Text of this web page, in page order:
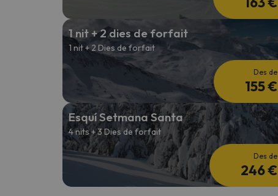
1 nit + 2 dies de forfait
1 nit + 2 Dies de forfait
Des de
155 €
Esquí Setmana Santa
4 nits + 3 Dies de forfait
Des de
246 €